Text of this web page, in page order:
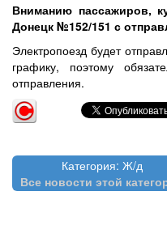
Вниманию пассажиров,
Донецк №152/151 с
Электропоезд будет
графику, поэтому
отправления.
Категория: Ж/д
Все новости этой